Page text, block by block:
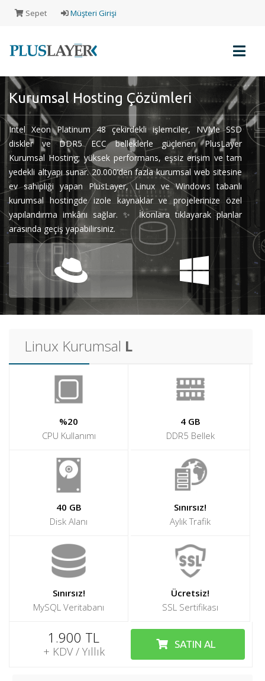
Sepet Müşteri Girişi
Müşteri
Girişi
Yeni
Müşteri
Kaydı
Alışveriş
Sepeti
Hosting
Limitsiz
Kurumsal Hosting Çözümleri
Intel Xeon Platinum 48 çekirdekli işlemciler, NVMe SSD
diskler ve DDR5 ECC belleklerle güçlenen PlusLayer
Kurumsal Hosting; yüksek performans, eşsiz erişim ve tam
yedekli altyapı sunar. 20.000’den fazla kurumsal web sitesine
ev sahipliği yapan PlusLayer, Linux ve Windows tabanlı
kurumsal hostingde izole kaynaklar ve projelerinize özel
yapılandırma imkânı sağlar. ✨ İkonlara tıklayarak planlar
arasında geçiş yapabilirsiniz.
Linux Kurumsal L
%20
CPU Kullanımı
4 GB
DDR5 Bellek
40 GB
Disk Alanı
Sınırsız!
Aylık Trafik
Sınırsız!
MySQL Veritabanı
Ücretsiz!
SSL Sertifikası
1.900 TL
+ KDV / Yıllık
SATIN AL